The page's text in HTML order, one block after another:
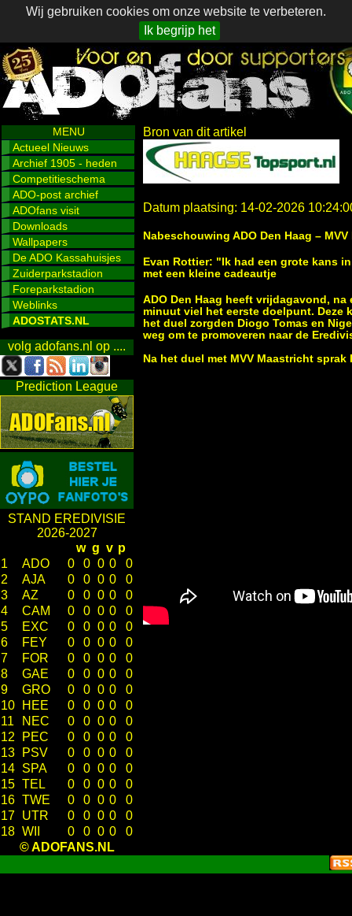
Wij gebruiken cookies om onze website te verbeteren.
Ik begrijp het
MENU
Actueel Nieuws
Archief 1905 - heden
Competitieschema
ADO-post archief
ADOfans visit
Downloads
Wallpapers
De ADO Kassahuisjes
Zuiderparkstadion
Foreparkstadion
Weblinks
ADOSTATS.NL
volg adofans.nl op ....
Prediction League
STAND EREDIVISIE
2026-2027
w g v p
1
ADO 0 0 0 0
0
2
AJA 0 0 0 0
0
3
AZ 0 0 0 0
0
4
CAM 0 0 0 0
0
5
EXC 0 0 0 0
0
6
FEY 0 0 0 0
0
7
FOR 0 0 0 0
0
8
GAE 0 0 0 0
0
9
GRO 0 0 0 0
0
10
HEE 0 0 0 0
0
11
NEC 0 0 0 0
0
12
PEC 0 0 0 0
0
13
PSV 0 0 0 0
0
14 SPA 0 0 0 0
0
15 TEL 0 0 0 0
0
16 TWE 0 0 0 0
0
17 UTR 0 0 0 0
0
18 WII 0 0 0 0
0
© ADOFANS.NL
Bron van dit artikel
Datum plaatsing: 14-02-2026
Nabeschouwing ADO Den Haag –
Evan Rottier: "Ik had een grote kans
met een kleine cadeautje
ADO Den Haag heeft vrijdagavond,
minuut viel het eerste doelpunt. Deze
het duel zorgden Diogo Tomas en
weg om te promoveren naar de
Na het duel met MVV Maastricht